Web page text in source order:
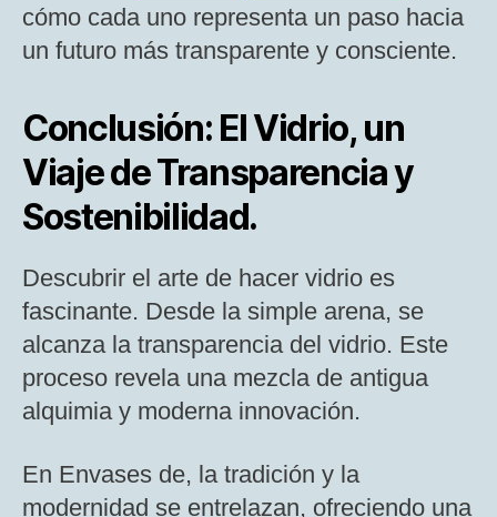
cómo cada uno representa un paso hacia
un futuro más transparente y consciente.
Conclusión: El Vidrio, un
Viaje de Transparencia y
Sostenibilidad.
Descubrir el arte de hacer vidrio es
fascinante. Desde la simple arena, se
alcanza la transparencia del vidrio. Este
proceso revela una mezcla de antigua
alquimia y moderna innovación.
En Envases de, la tradición y la
modernidad se entrelazan, ofreciendo una